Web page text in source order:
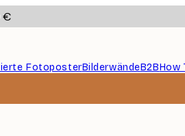
€
FotoposterBilderwändeB2BHow